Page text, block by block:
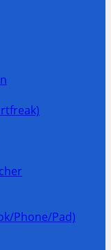
Phone/Pad)